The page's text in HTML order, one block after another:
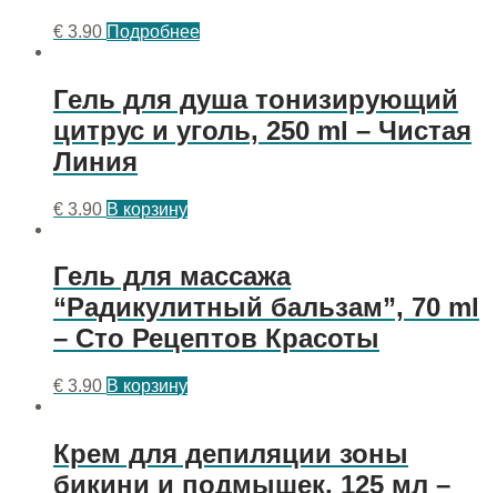
€ 3.90 Подробнее
Гель для душа тонизирующий
цитрус и уголь, 250 ml – Чистая
Линия
€ 3.90 В корзину
Гель для массажа
“Радикулитный бальзам”, 70 ml
– Сто Рецептов Красоты
€ 3.90 В корзину
Крем для депиляции зоны
бикини и подмышек, 125 мл –